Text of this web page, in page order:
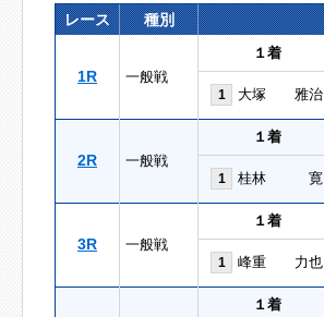
レース 種別
1R 一般戦
１着
1 大塚 雅治
2R 一般戦
１着
1 桂林 寛
3R 一般戦
１着
1 峰重 力也
１着